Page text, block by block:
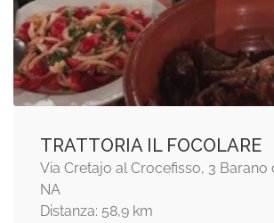
TRATTORIA IL FOCOLARE
Via Cretajo al Crocefisso, 3 Barano
NA
Distanza: 58,9 km